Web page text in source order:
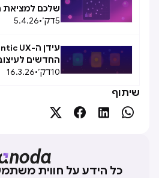
שלכם
5דק׳•
5.4.26
(AX)
10דק׳•
16.3.26
שיתוף




כל הידע על חווית